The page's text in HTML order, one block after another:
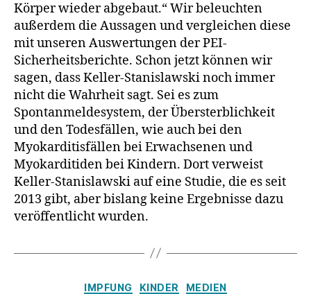
Körper wieder abgebaut.“ Wir beleuchten
außerdem die Aussagen und vergleichen diese
mit unseren Auswertungen der PEI-
Sicherheitsberichte. Schon jetzt können wir
sagen, dass Keller-Stanislawski noch immer
nicht die Wahrheit sagt. Sei es zum
Spontanmeldesystem, der Übersterblichkeit
und den Todesfällen, wie auch bei den
Myokarditisfällen bei Erwachsenen und
Myokarditiden bei Kindern. Dort verweist
Keller-Stanislawski auf eine Studie, die es seit
2013 gibt, aber bislang keine Ergebnisse dazu
veröffentlicht wurden.
Kategorien
IMPFUNG KINDER MEDIEN